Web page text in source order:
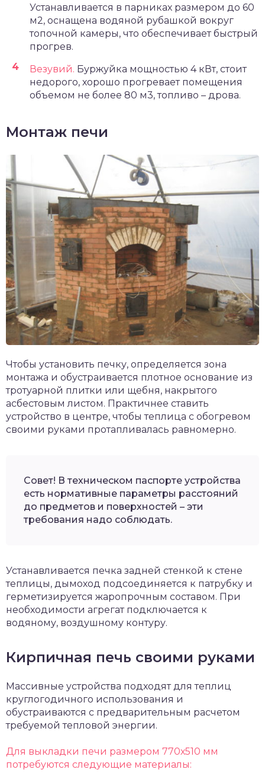
Устанавливается в парниках размером до 60
м2, оснащена водяной рубашкой вокруг
топочной камеры, что обеспечивает быстрый
прогрев.
Везувий. Буржуйка мощностью 4 кВт, стоит
недорого, хорошо прогревает помещения
объемом не более 80 м3, топливо – дрова.
Монтаж печи
Чтобы установить печку, определяется зона
монтажа и обустраивается плотное основание из
тротуарной плитки или щебня, накрытого
асбестовым листом. Практичнее ставить
устройство в центре, чтобы теплица с обогревом
своими руками протапливалась равномерно.
Совет! В техническом паспорте устройства
есть нормативные параметры расстояний
до предметов и поверхностей – эти
требования надо соблюдать.
Устанавливается печка задней стенкой к стене
теплицы, дымоход подсоединяется к патрубку и
герметизируется жаропрочным составом. При
необходимости агрегат подключается к
водяному, воздушному контуру.
Кирпичная печь своими руками
Массивные устройства подходят для теплиц
круглогодичного использования и
обустраиваются с предварительным расчетом
требуемой тепловой энергии.
Для выкладки печи размером 770х510 мм
потребуются следующие материалы: